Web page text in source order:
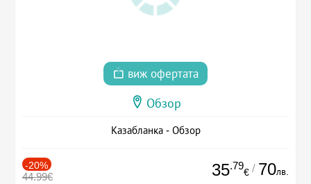
виж офертата
Обзор
Казабланка - Обзор
-20%
44.99€ 35.79
€ / 70лв.